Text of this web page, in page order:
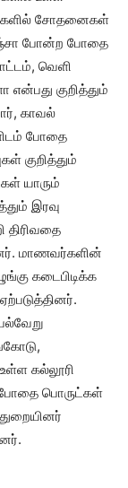
சோதனைகள்
போன்ற போதை
வெளி
குறித்தும்
காவல்
போதை
குறித்தும்
யாரும்
இரவு
திரிவதை
மாணவர்களின்
கடைபிடிக்க
கல்லூரி
போதை பொருட்கள்